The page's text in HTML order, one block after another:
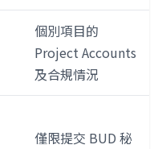
個別項目的
Project Accounts
及合規情況
僅限提交 BUD 秘